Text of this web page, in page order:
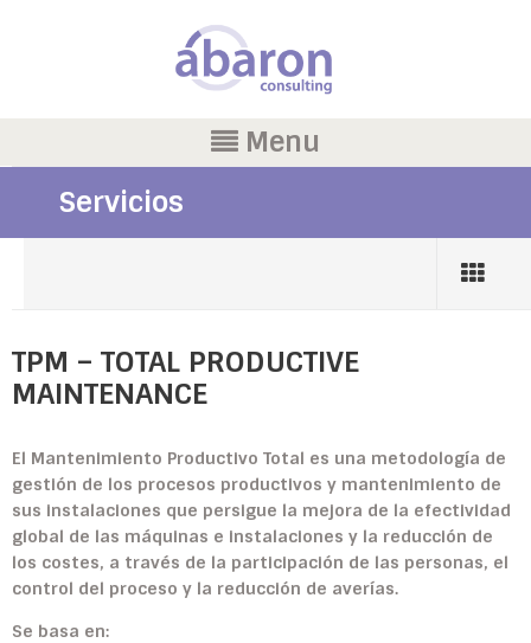
Menu
Servicios
TPM – TOTAL PRODUCTIVE
MAINTENANCE
El Mantenimiento Productivo Total es una metodología de
gestión de los procesos productivos y mantenimiento de
sus instalaciones que persigue la mejora de la efectividad
global de las máquinas e instalaciones y la reducción de
los costes, a través de la participación de las personas, el
control del proceso y la reducción de averías.
Se basa en: